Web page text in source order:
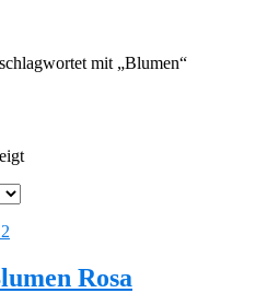
mit „Blumen“
Rosa